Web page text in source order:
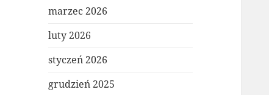
marzec 2026
luty 2026
styczeń 2026
grudzień 2025